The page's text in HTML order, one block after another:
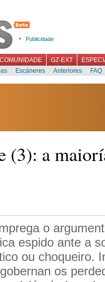
Publicidade
COMUNIDADE GZ-EXT
Escáneres Anteriores FAQ
(3): a
o
espido ante a
ou choqueiro.
os